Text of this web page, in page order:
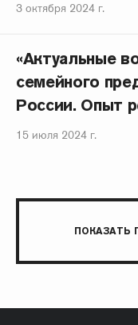
3 октября 2024 г.
«Актуальные
семейного
России. Опыт
15 июля 2024 г.
ПОКАЗАТЬ